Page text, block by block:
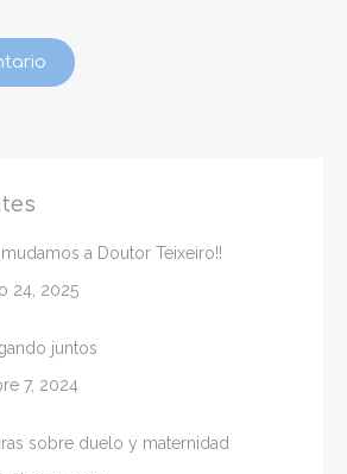
mudamos a Doutor Teixeiro!!
24, 2025
juntos
7, 2024
sobre duelo y maternidad